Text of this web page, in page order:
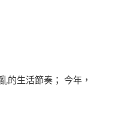
的生活節奏； 今年，